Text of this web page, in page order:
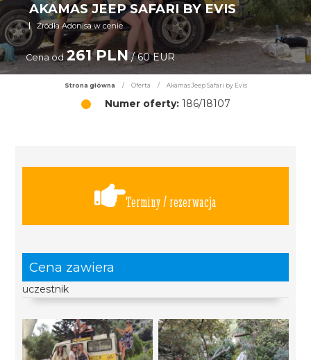
AKAMAS JEEP SAFARI BY EVIS
Źródła Adonisa w cenie
Cena od 261 PLN/ 60 EUR
Strona główna / Oferta / Akamas Jeep Safari by Evis
Numer oferty:186/18107
Terminy / rezerwacja
Cena zawiera
uczestnik